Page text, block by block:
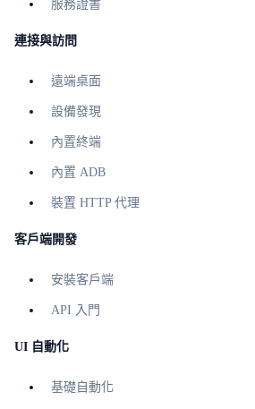
服務證書
連接與訪問
遠端桌面
設備發現
內置終端
內置 ADB
裝置 HTTP 代理
客戶端開發
安裝客戶端
API 入門
UI 自動化
基礎自動化